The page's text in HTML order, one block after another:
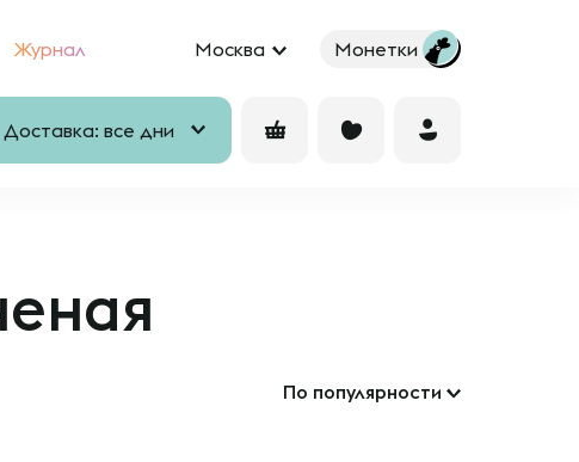
Журнал Москва Монетки
Доставка: все дни
По популярности